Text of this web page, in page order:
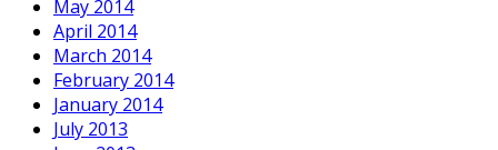
May 2014
April 2014
March 2014
February 2014
January 2014
July 2013